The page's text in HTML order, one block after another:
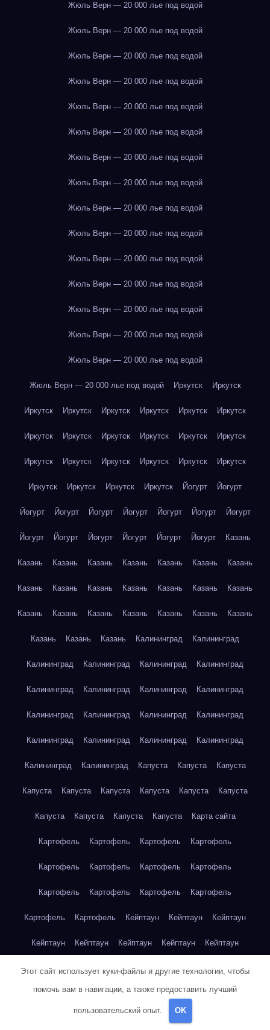
Жюль Верн — 20 000 лье под водой
Жюль Верн — 20 000 лье под водой
Жюль Верн — 20 000 лье под водой
Жюль Верн — 20 000 лье под водой
Жюль Верн — 20 000 лье под водой
Жюль Верн — 20 000 лье под водой
Жюль Верн — 20 000 лье под водой
Жюль Верн — 20 000 лье под водой
Жюль Верн — 20 000 лье под водой
Жюль Верн — 20 000 лье под водой
Жюль Верн — 20 000 лье под водой
Жюль Верн — 20 000 лье под водой
Жюль Верн — 20 000 лье под водой
Жюль Верн — 20 000 лье под водой
Жюль Верн — 20 000 лье под водой
Жюль Верн — 20 000 лье под водой Иркутск Иркутск
Иркутск Иркутск Иркутск Иркутск Иркутск Иркутск
Иркутск Иркутск Иркутск Иркутск Иркутск Иркутск
Иркутск Иркутск Иркутск Иркутск Иркутск Иркутск
Иркутск Иркутск Иркутск Иркутск Йогурт Йогурт
Йогурт Йогурт Йогурт Йогурт Йогурт Йогурт Йогурт
Йогурт Йогурт Йогурт Йогурт Йогурт Йогурт Казань
Казань Казань Казань Казань Казань Казань Казань
Казань Казань Казань Казань Казань Казань Казань
Казань Казань Казань Казань Казань Казань Казань
Казань Казань Казань Калининград Калининград
Калининград Калининград Калининград Калининград
Калининград Калининград Калининград Калининград
Калининград Калининград Калининград Калининград
Калининград Калининград Калининград Калининград
Калининград Калининград Капуста Капуста Капуста
Капуста Капуста Капуста Капуста Капуста Капуста
Капуста Капуста Капуста Капуста Карта сайта
Картофель Картофель Картофель Картофель
Картофель Картофель Картофель Картофель
Картофель Картофель Картофель Картофель
Картофель Картофель Кейптаун Кейптаун Кейптаун
Кейптаун Кейптаун Кейптаун Кейптаун Кейптаун
Кейптаун Кейптаун Кейптаун Кейптаун Кейптаун
Кейптаун Кейптаун Кейптаун Кейптаун Кейптаун
Клубника
Этот сайт использует куки-файлы и другие технологии, чтобы
помочь вам в навигации, а также предоставить лучший
пользовательский опыт. OK